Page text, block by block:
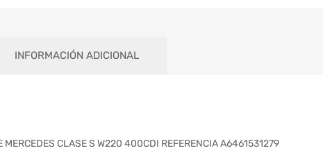
INFORMACIÓN ADICIONAL
MERCEDES CLASE S W220 400CDI REFERENCIA A6461531279